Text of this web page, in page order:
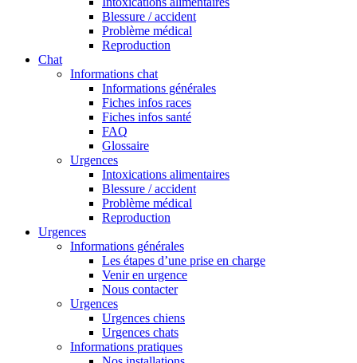
Blessure / accident
Problème médical
Reproduction
Chat
Informations chat
Informations générales
Fiches infos races
Fiches infos santé
FAQ
Glossaire
Urgences
Intoxications alimentaires
Blessure / accident
Problème médical
Reproduction
Urgences
Informations générales
Les étapes d’une prise en charge
Venir en urgence
Nous contacter
Urgences
Urgences chiens
Urgences chats
Informations pratiques